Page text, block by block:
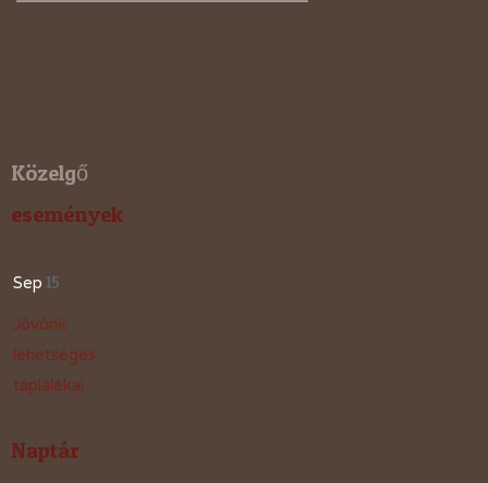
Közelgő
események
Sep 15
Jövőnk
lehetséges
táplálékai
Naptár